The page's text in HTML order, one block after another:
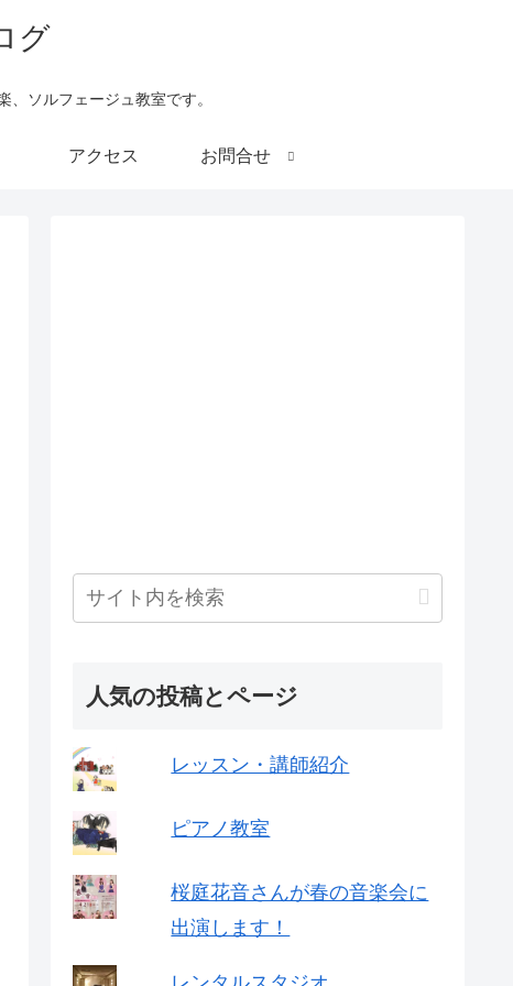
ソルフェージュ教室です。
アクセス お問合せ
人気の投稿とページ
レッスン・講師紹介
ピアノ教室
桜庭花音さんが春の音楽会に
出演します！